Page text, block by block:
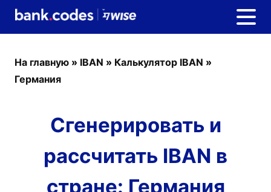
На главную » IBAN » Калькулятор IBAN »
Германия
Сгенерировать и
рассчитать IBAN в
стране: Германия